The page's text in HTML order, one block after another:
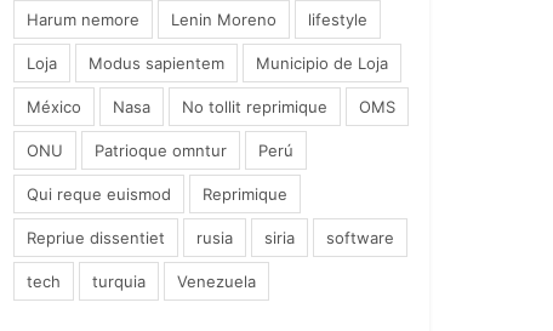
Harum nemore Lenin Moreno lifestyle
Loja Modus sapientem Municipio de Loja
México Nasa No tollit reprimique OMS
ONU Patrioque omntur Perú
Qui reque euismod Reprimique
Repriue dissentiet rusia siria software
tech turquia Venezuela